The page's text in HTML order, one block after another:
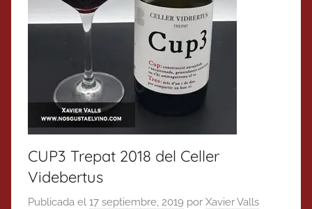
CUP3 Trepat 2018 del Celler
Videbertus
Publicada el 17 septiembre, 2019 por Xavier Valls